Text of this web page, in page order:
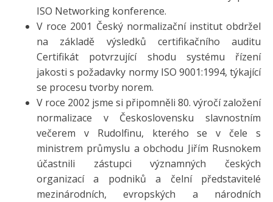
ISO Networking konference.
V roce 2001 Český normalizační institut obdržel
na základě výsledků certifikačního auditu
Certifikát potvrzující shodu systému řízení
jakosti s požadavky normy ISO 9001:1994, týkající
se procesu tvorby norem.
V roce 2002 jsme si připomněli 80. výročí založení
normalizace v Československu slavnostním
večerem v Rudolfinu, kterého se v čele s
ministrem průmyslu a obchodu Jiřím Rusnokem
účastnili zástupci významných českých
organizací a podniků a čelní představitelé
mezinárodních, evropských a národních